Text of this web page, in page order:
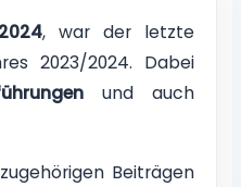
, war der letzte
2023/2024. Dabei
und auch
Beiträgen